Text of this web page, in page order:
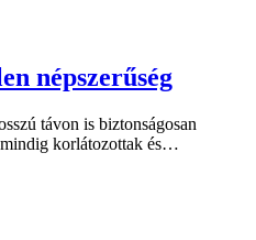
népszerűség
távon is biztonságosan
korlátozottak és…